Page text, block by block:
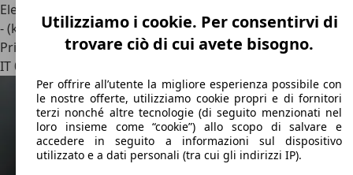
Elettrica
- (kWh/100 km)
Privato
IT 06081
Utilizziamo i cookie. Per consentirvi di
trovare ciò di cui avete bisogno.
Per offrire all’utente la migliore esperienza possibile con
le nostre offerte, utilizziamo cookie propri e di fornitori
terzi nonché altre tecnologie (di seguito menzionati nel
loro insieme come “cookie”) allo scopo di salvare e
accedere in seguito a informazioni sul dispositivo
utilizzato e a dati personali (tra cui gli indirizzi IP).